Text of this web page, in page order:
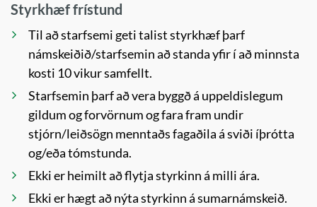
Styrkhæf frístund
Til að starfsemi geti talist styrkhæf þarf
námskeiðið/starfsemin að standa yfir í að minnsta
kosti 10 vikur samfellt.
Starfsemin þarf að vera byggð á uppeldislegum
gildum og forvörnum og fara fram undir
stjórn/leiðsögn menntaðs fagaðila á sviði íþrótta
og/eða tómstunda.
Ekki er heimilt að flytja styrkinn á milli ára.
Ekki er hægt að nýta styrkinn á sumarnámskeið.